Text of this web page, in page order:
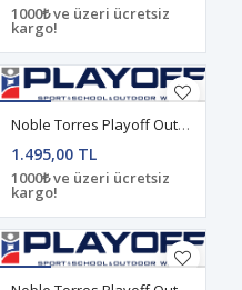
1000₺ ve üzeri ücretsiz
kargo!
Noble Torres Playoff Outdoor Pantolon Kiremit
1.495,00 TL
1000₺ ve üzeri ücretsiz
kargo!